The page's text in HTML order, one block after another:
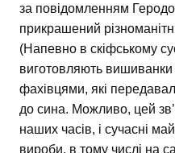
за повідомленням
прикрашений
(Напевно в скіфському
виготовляють
фахівцями, які
до сина. Можливо, цей
наших часів, і сучасні
вироби, в тому числі на